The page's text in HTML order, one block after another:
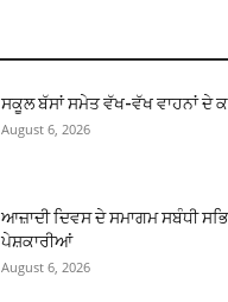
ਸਕੂਲ ਬੱਸਾਂ ਸਮੇਤ ਵੱਖ-ਵੱਖ ਵਾਹਨਾਂ ਦੇ
August 6, 2026
ਆਜ਼ਾਦੀ ਦਿਵਸ ਦੇ ਸਮਾਗਮ ਸਬੰਧੀ
ਪੇਸ਼ਕਾਰੀਆਂ
August 6, 2026